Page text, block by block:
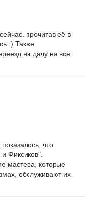
прочитав её в
:) Также
на дачу на всё
что
Фиксиков".
мастера, которые
обслуживают их